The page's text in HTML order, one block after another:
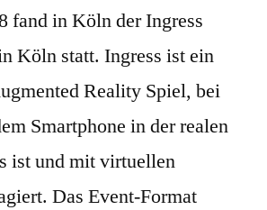
fand in Köln der Ingress
Köln statt. Ingress ist ein
Reality Spiel, bei
Smartphone in der realen
ist und mit virtuellen
Das Event-Format